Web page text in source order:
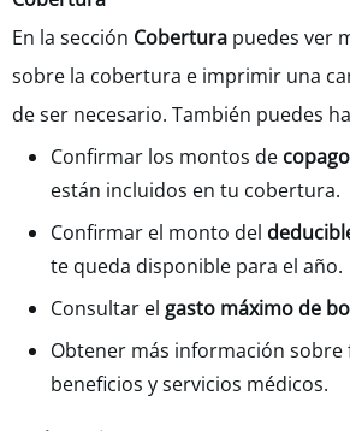
En la sección Cobertura puedes ver
sobre la cobertura e imprimir una
de ser necesario. También puedes
Confirmar los montos de copago
están incluidos en tu cobertura.
Confirmar el monto del
te queda disponible para el año.
Consultar el gasto máximo de
Obtener más información sobre
beneficios y servicios médicos.